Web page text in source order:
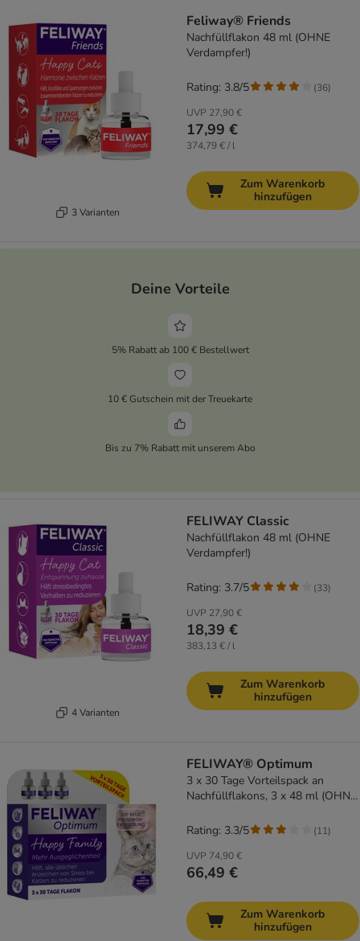
3 Varianten
Feliway® Friends
Nachfüllflakon 48 ml (OHNE
Verdampfer!)
UVP 27,90 €
17,99 €
374,79 € / l
Rating: 3.8/5 (36)
Zum Warenkorb
hinzufügen
Deine Vorteile
5% Rabatt ab 100 € Bestellwert
10 € Gutschein mit der Treuekarte
Bis zu 7% Rabatt mit unserem Abo
4 Varianten
FELIWAY Classic
Nachfüllflakon 48 ml (OHNE
Verdampfer!)
UVP 27,90 €
18,39 €
383,13 € / l
Rating: 3.7/5 (33)
Zum Warenkorb
hinzufügen
FELIWAY® Optimum
3 x 30 Tage Vorteilspack an
Nachfüllflakons, 3 x 48 ml (OHNE
UVP 74,90 €
66,49 €
Rating: 3.3/5 (11)
Zum Warenkorb
hinzufügen